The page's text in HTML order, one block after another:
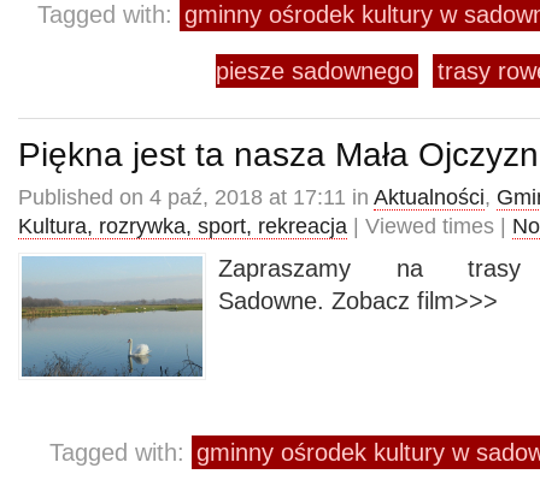
Tagged with: gminny ośrodek kultury w
piesze sadownego trasy
Piękna jest ta nasza Mała
Published on 4 paź, 2018 at 17:11 in Aktualności,
Kultura, rozrywka, sport, rekreacja | Viewed times |
Zapraszamy na trasy
Sadowne. Zobacz film>>>
Tagged with: gminny ośrodek kultury w